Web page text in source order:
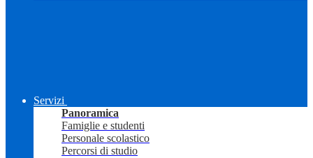
Servizi
Panoramica
Famiglie e studenti
Personale scolastico
Percorsi di studio